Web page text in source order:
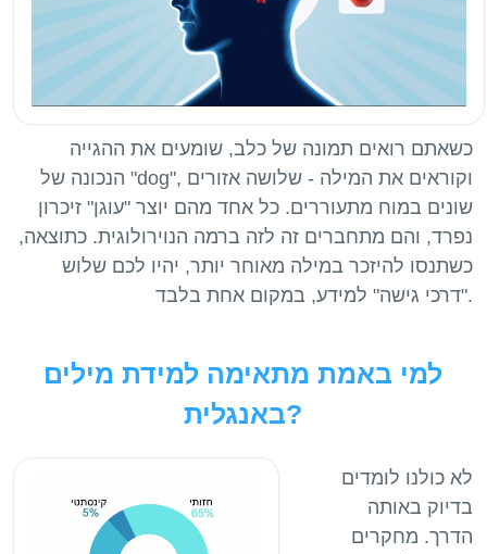
כשאתם רואים תמונה של כלב, שומעים את ההגייה
הנכונה של "dog", וקוראים את המילה - שלושה אזורים
שונים במוח מתעוררים. כל אחד מהם יוצר "עוגן" זיכרון
נפרד, והם מתחברים זה לזה ברמה הנוירולוגית. כתוצאה,
כשתנסו להיזכר במילה מאוחר יותר, יהיו לכם שלוש
למי באמת מתאימה למידת מילים
באנגלית?
לא כולנו לומדים
בדיוק באותה
הדרך. מחקרים